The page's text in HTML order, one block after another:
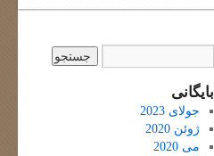
بایگانی
جولای 2023
ژوئن 2020
می 2020